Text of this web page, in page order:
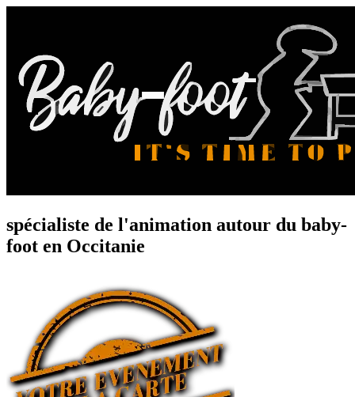
spécialiste de l'animation autour du baby-
foot en Occitanie